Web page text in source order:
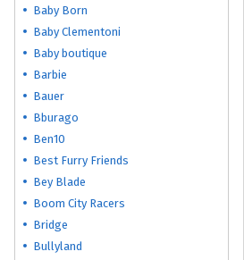
Baby Born
Baby Clementoni
Baby boutique
Barbie
Bauer
Bburago
Ben10
Best Furry Friends
Bey Blade
Boom City Racers
Bridge
Bullyland